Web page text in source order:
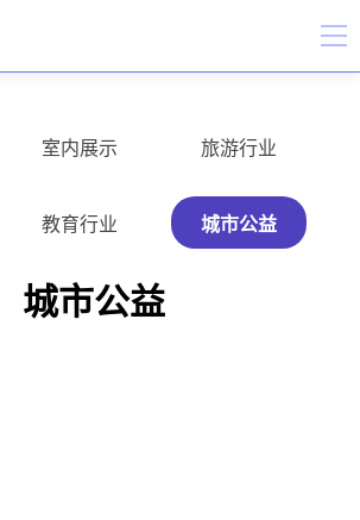
室内展示 旅游行业
教育行业 城市公益
城市公益